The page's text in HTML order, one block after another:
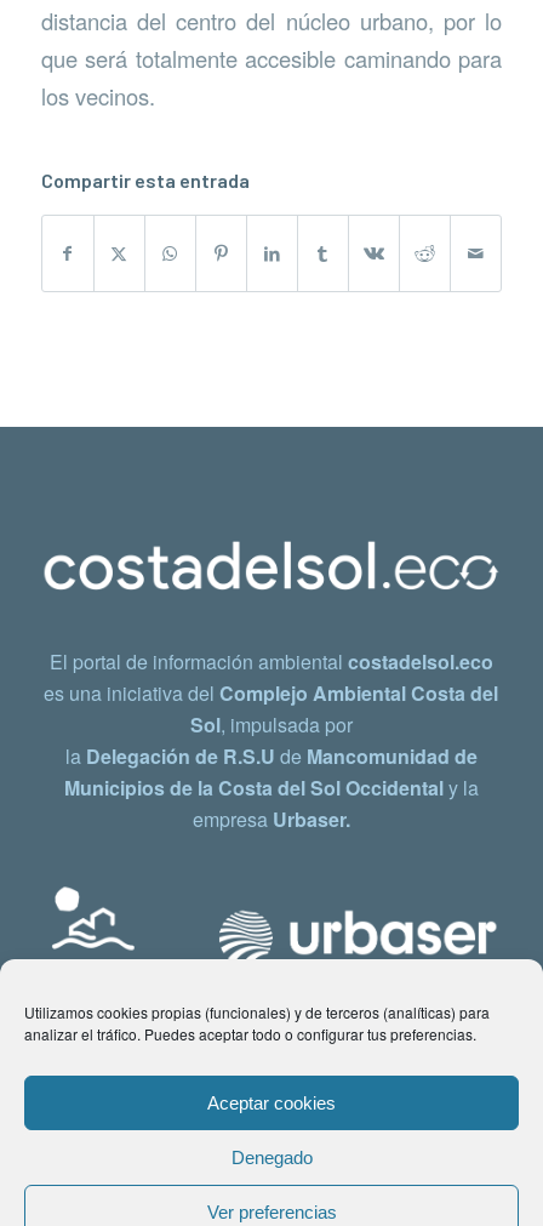
Utilizamos cookies propias (funcionales) y de terceros (analíticas) para
analizar el tráfico. Puedes aceptar todo o configurar tus preferencias.
Aceptar cookies
Denegado
Ver preferencias
distancia del centro del núcleo urbano, por lo
que será totalmente accesible caminando para
los vecinos.
Compartir esta entrada
El portal de información ambiental costadelsol.eco
es una iniciativa delComplejo Ambiental Costa del
Sol, impulsada por
la Delegación de R.S.U de Mancomunidad de
Municipios de la Costa del Sol Occidentaly la
empresa Urbaser.
© Copyright 2021 www.costadelsol.eco. Todos los derechos reservados |